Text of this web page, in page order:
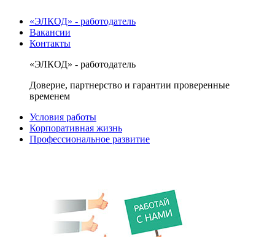
«ЭЛКОД» - работодатель
Вакансии
Контакты
«ЭЛКОД» - работодатель
Доверие, партнерство и гарантии проверенные
временем
Условия работы
Корпоративная жизнь
Профессиональное развитие